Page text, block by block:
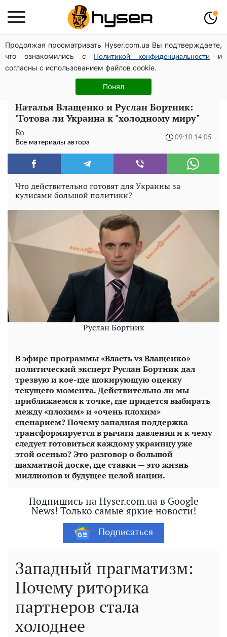
Продолжая просматривать Hyser.com.ua Вы подтверждаете,
что ознакомились с
Политикой конфиденциальности
и
согласны с использованием файлов cookie.
Понял
Голая Елена Тополя в интересных позах заставила
отвисать челюсти: слив видео – было только началом
Елена Тополя слив видео – это далеко не все:
фронтмен "Антитела" Тарас Тополя стал следующим
Наталья Влащенко и Руслан Бортник:
"Готова ли Украина к "холодному миру"
Ro
Все материалы автора
09:10 14.05
Что действительно готовят для Украины за
кулисами большой политики?
Руслан Бортник
В эфире программы «Власть vs Влащенко»
политический эксперт Руслан Бортник дал
трезвую и кое-где шокирующую оценку
текущего момента. Действительно ли мы
приближаемся к точке, где придется выбирать
между «плохим» и «очень плохим»
сценарием? Почему западная поддержка
трансформируется в рычаги давления и к чему
следует готовиться каждому украинцу уже
этой осенью? Это разговор о большой
шахматной доске, где ставки — это жизнь
миллионов и будущее целой нации.
Подпишись на Hyser.com.ua в Google
News! Только самые яркие новости!
Подписаться
Западный прагматизм:
Почему риторика
партнеров стала
холоднее